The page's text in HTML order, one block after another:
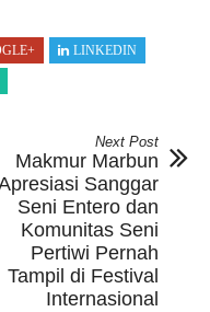
LINKEDIN
Next Post
Makmur Marbun
Sanggar
Seni Entero dan
Komunitas Seni
Pertiwi Pernah
Tampil di Festival
Internasional